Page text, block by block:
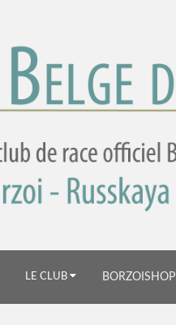
LE CLUB BORZOISHOP